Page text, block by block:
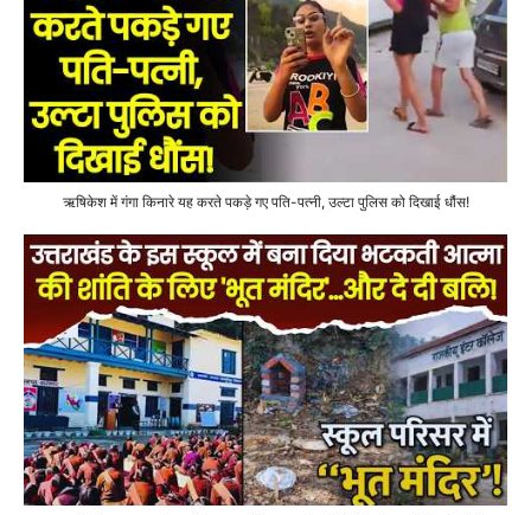
ऋषिकेश में गंगा किनारे यह करते पकड़े गए पति-पत्नी, उल्टा पुलिस को दिखाई धौंस!